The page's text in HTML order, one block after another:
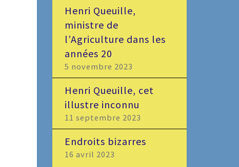
Henri Queuille,
ministre de
l’Agriculture dans les
années 20
5 novembre 2023
Henri Queuille, cet
illustre inconnu
11 septembre 2023
Endroits bizarres
16 avril 2023